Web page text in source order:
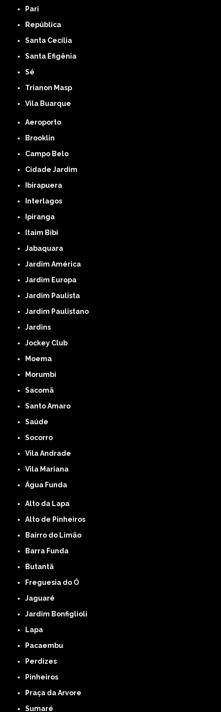
Pari
República
Santa Cecília
Santa Efigênia
Sé
Trianon Masp
Vila Buarque
Aeroporto
Brooklin
Campo Belo
Cidade Jardim
Ibirapuera
Interlagos
Ipiranga
Itaim Bibi
Jabaquara
Jardim América
Jardim Europa
Jardim Paulista
Jardim Paulistano
Jardins
Jockey Club
Moema
Morumbi
Sacomã
Santo Amaro
Saúde
Socorro
Vila Andrade
Vila Mariana
Água Funda
Alto da Lapa
Alto de Pinheiros
Bairro do Limão
Barra Funda
Butantã
Freguesia do Ó
Jaguaré
Jardim Bonfiglioli
Lapa
Pacaembu
Perdizes
Pinheiros
Praça da Arvore
Sumaré